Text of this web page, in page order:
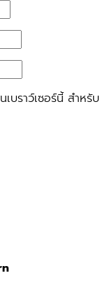
บราว์เซอร์นี้ สำหรับ